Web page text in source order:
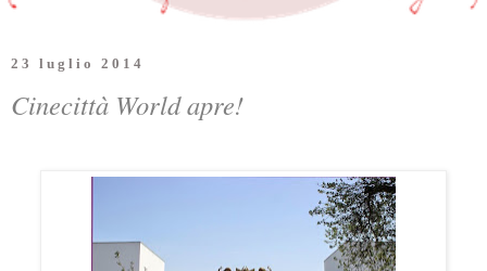
23 luglio 2014
Cinecittà World apre!